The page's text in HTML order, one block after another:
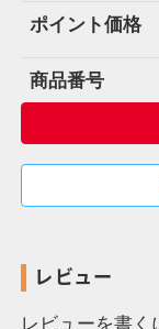
ポイント価格
商品番号
レビュー
レビューを書く